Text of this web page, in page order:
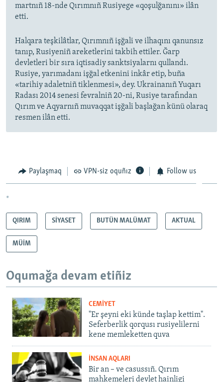
martnıñ 18-nde Qırımnıñ Rusiyege «qoşulğanını» ilân
etti.
Halqara teşkilâtlar, Qırımnıñ işğali ve ilhaqını qanunsız
tanıp, Rusiyeniñ areketlerini takbih ettiler. Ğarp
devletleri bir sıra iqtisadiy sanktsiyalarnı qullandı.
Rusiye, yarımadanı işğal etkenini inkâr etip, buña
«tarihiy adaletniñ tiklenmesi», dey. Ukrainanıñ Yuqarı
Radası 2014 senesi fevralniñ 20-ni, Rusiye tarafından
Qırım ve Aqyarnıñ muvaqqat işğali başlağan künü olaraq
resmen ilân etti.
Paylaşmaq VPN-siz oquñız Follow us
*
QIRIM SİYASET BUTÜN MALÜMAT AKTUAL
MÜİM
Oqumağa devam etiñiz
CEMİYET
"Er şeyni eki künde taşlap kettim".
Seferberlik qorqusı rusiyelilerni
kene memleketten quva
İNSAN AQLARI
Bir an – ve casussıñ. Qırım
mahkemeleri devlet hainligi